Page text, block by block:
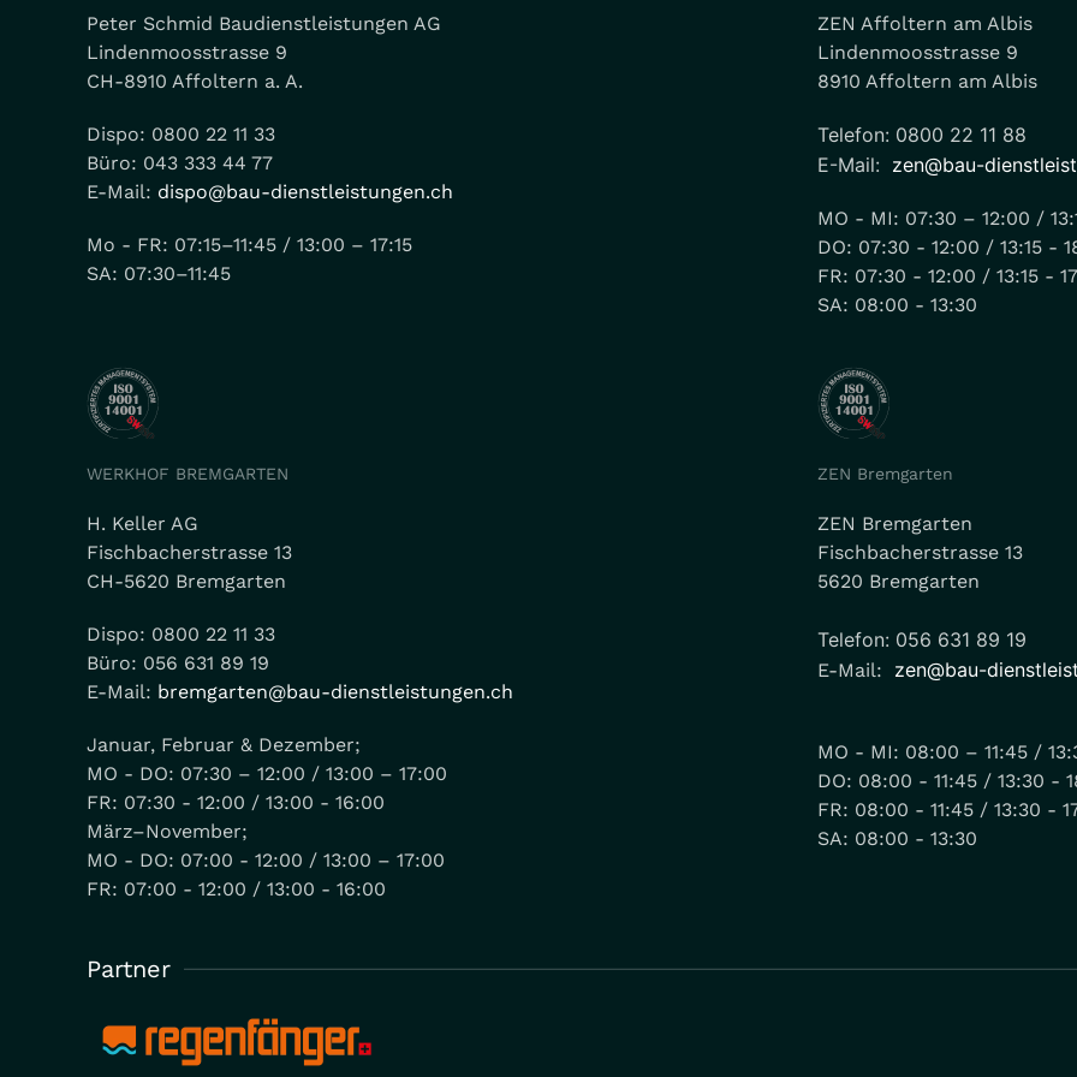
Peter Schmid Baudienstleistungen AG
Lindenmoosstrasse 9
CH-8910 Affoltern a. A.
Dispo: 0800 22 11 33
Büro: 043 333 44 77
E-Mail: dispo@bau-dienstleistungen.ch
Mo - FR: 07:15–11:45 / 13:00 – 17:15
SA: 07:30–11:45
ZEN Affoltern am Albis
Lindenmoosstrasse 9
8910 Affoltern am Albis
Telefon: 0800 22 11 88
E-Mail: zen@bau-
MO - MI: 07:30 – 12:00 /
DO: 07:30 - 12:00 / 13:15 -
FR: 07:30 - 12:00 / 13:15 -
SA: 08:00 - 13:30
WERKHOF BREMGARTEN
H. Keller AG
Fischbacherstrasse 13
CH-5620 Bremgarten
Dispo: 0800 22 11 33
Büro: 056 631 89 19
E-Mail: bremgarten@bau-dienstleistungen.ch
Januar, Februar & Dezember;
MO - DO: 07:30 – 12:00 / 13:00 – 17:00
FR: 07:30 - 12:00 / 13:00 - 16:00
März–November;
MO - DO: 07:00 - 12:00 / 13:00 – 17:00
FR: 07:00 - 12:00 / 13:00 - 16:00
ZEN Bremgarten
ZEN Bremgarten
Fischbacherstrasse 13
5620 Bremgarten
Telefon: 056 631 89 19
E-Mail: zen@bau-
MO - MI: 08:00 – 11:45 /
DO: 08:00 - 11:45 / 13:30 -
FR: 08:00 - 11:45 / 13:30 -
SA: 08:00 - 13:30
Partner